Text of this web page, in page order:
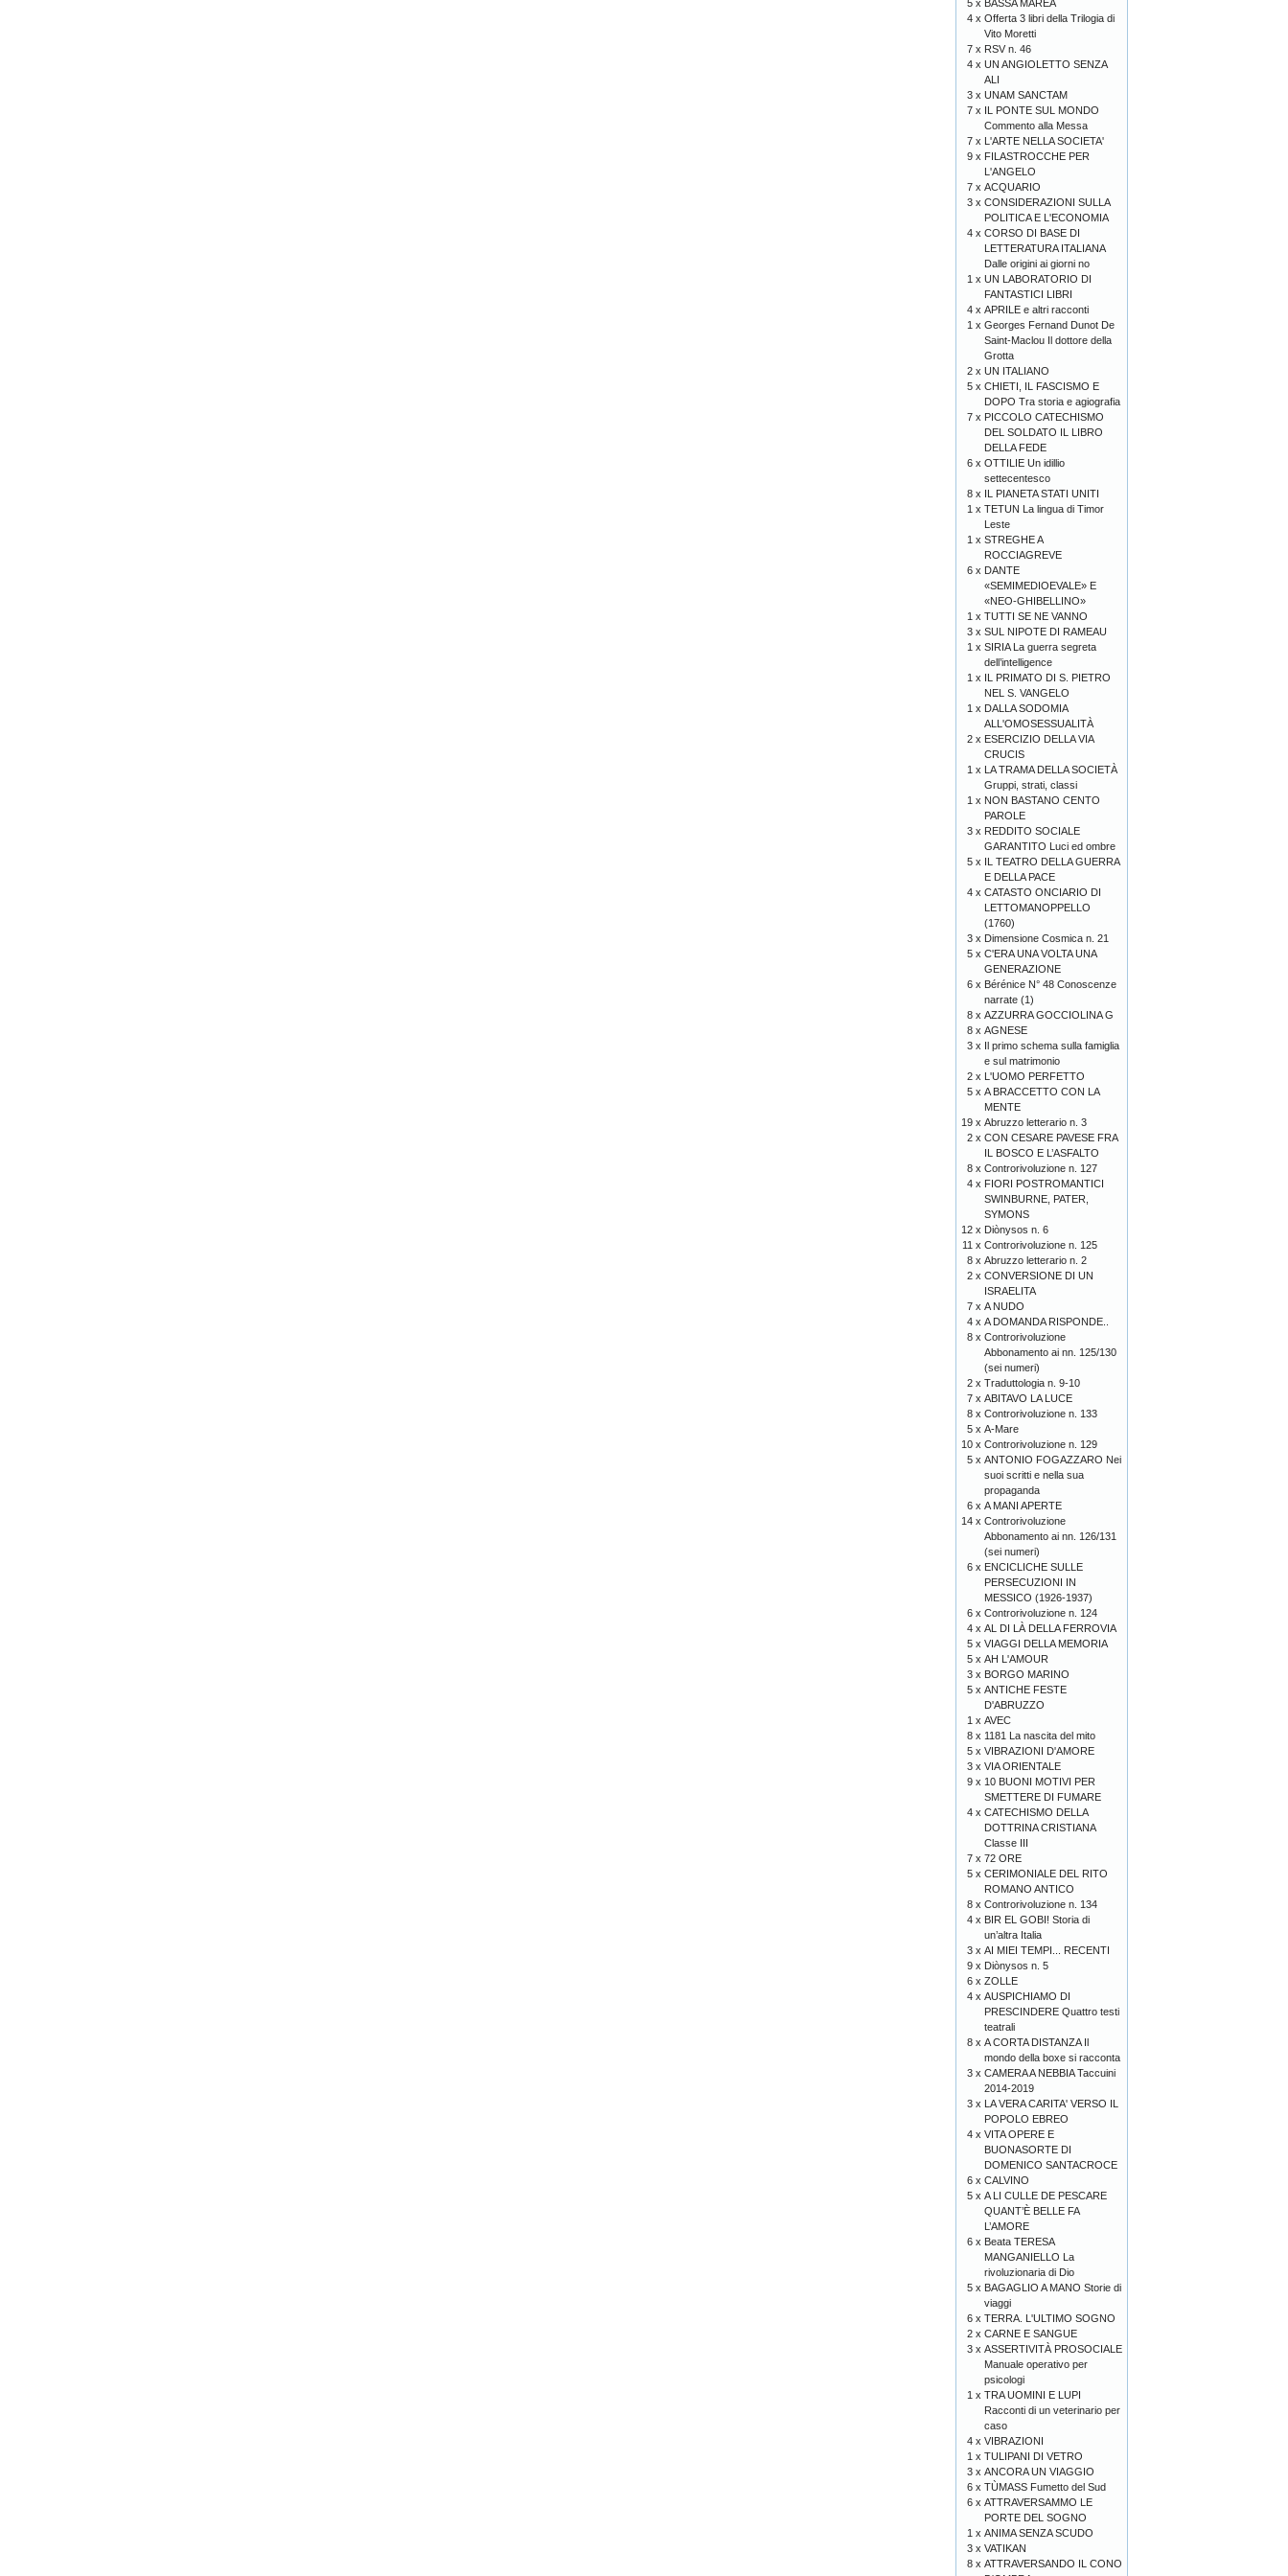
5 x BASSA MAREA
4 x Offerta 3 libri della Trilogia di
Vito Moretti
7 x RSV n. 46
4 x UN ANGIOLETTO SENZA
ALI
3 x UNAM SANCTAM
7 x IL PONTE SUL MONDO
Commento alla Messa
7 x L'ARTE NELLA SOCIETA'
9 x FILASTROCCHE PER
L'ANGELO
7 x ACQUARIO
3 x CONSIDERAZIONI SULLA
POLITICA E L'ECONOMIA
4 x CORSO DI BASE DI
LETTERATURA ITALIANA
Dalle origini ai giorni no
1 x UN LABORATORIO DI
FANTASTICI LIBRI
4 x APRILE e altri racconti
1 x Georges Fernand Dunot De
Saint-Maclou Il dottore della
Grotta
2 x UN ITALIANO
5 x CHIETI, IL FASCISMO E
DOPO Tra storia e agiografia
7 x PICCOLO CATECHISMO
DEL SOLDATO IL LIBRO
DELLA FEDE
6 x OTTILIE Un idillio
settecentesco
8 x IL PIANETA STATI UNITI
1 x TETUN La lingua di Timor
Leste
1 x STREGHE A
ROCCIAGREVE
6 x DANTE
«SEMIMEDIOEVALE» E
«NEO-GHIBELLINO»
1 x TUTTI SE NE VANNO
3 x SUL NIPOTE DI RAMEAU
1 x SIRIA La guerra segreta
dell’intelligence
1 x IL PRIMATO DI S. PIETRO
NEL S. VANGELO
1 x DALLA SODOMIA
ALL'OMOSESSUALITÀ
2 x ESERCIZIO DELLA VIA
CRUCIS
1 x LA TRAMA DELLA SOCIETÀ
Gruppi, strati, classi
1 x NON BASTANO CENTO
PAROLE
3 x REDDITO SOCIALE
GARANTITO Luci ed ombre
5 x IL TEATRO DELLA GUERRA
E DELLA PACE
4 x CATASTO ONCIARIO DI
LETTOMANOPPELLO
(1760)
3 x Dimensione Cosmica n. 21
5 x C'ERA UNA VOLTA UNA
GENERAZIONE
6 x Bérénice N° 48 Conoscenze
narrate (1)
8 x AZZURRA GOCCIOLINA G
8 x AGNESE
3 x Il primo schema sulla famiglia
e sul matrimonio
2 x L'UOMO PERFETTO
5 x A BRACCETTO CON LA
MENTE
19 x Abruzzo letterario n. 3
2 x CON CESARE PAVESE FRA
IL BOSCO E L’ASFALTO
8 x Controrivoluzione n. 127
4 x FIORI POSTROMANTICI
SWINBURNE, PATER,
SYMONS
12 x Diònysos n. 6
11 x Controrivoluzione n. 125
8 x Abruzzo letterario n. 2
2 x CONVERSIONE DI UN
ISRAELITA
7 x A NUDO
4 x A DOMANDA RISPONDE..
8 x Controrivoluzione
Abbonamento ai nn. 125/130
(sei numeri)
2 x Traduttologia n. 9-10
7 x ABITAVO LA LUCE
8 x Controrivoluzione n. 133
5 x A-Mare
10 x Controrivoluzione n. 129
5 x ANTONIO FOGAZZARO Nei
suoi scritti e nella sua
propaganda
6 x A MANI APERTE
14 x Controrivoluzione
Abbonamento ai nn. 126/131
(sei numeri)
6 x ENCICLICHE SULLE
PERSECUZIONI IN
MESSICO (1926-1937)
6 x Controrivoluzione n. 124
4 x AL DI LÀ DELLA FERROVIA
5 x VIAGGI DELLA MEMORIA
5 x AH L'AMOUR
3 x BORGO MARINO
5 x ANTICHE FESTE
D'ABRUZZO
1 x AVEC
8 x 1181 La nascita del mito
5 x VIBRAZIONI D'AMORE
3 x VIA ORIENTALE
9 x 10 BUONI MOTIVI PER
SMETTERE DI FUMARE
4 x CATECHISMO DELLA
DOTTRINA CRISTIANA
Classe III
7 x 72 ORE
5 x CERIMONIALE DEL RITO
ROMANO ANTICO
8 x Controrivoluzione n. 134
4 x BIR EL GOBI! Storia di
un’altra Italia
3 x AI MIEI TEMPI... RECENTI
9 x Diònysos n. 5
6 x ZOLLE
4 x AUSPICHIAMO DI
PRESCINDERE Quattro testi
teatrali
8 x A CORTA DISTANZA Il
mondo della boxe si racconta
3 x CAMERA A NEBBIA Taccuini
2014-2019
3 x LA VERA CARITA' VERSO IL
POPOLO EBREO
4 x VITA OPERE E
BUONASORTE DI
DOMENICO SANTACROCE
6 x CALVINO
5 x A LI CULLE DE PESCARE
QUANT’È BELLE FA
L’AMORE
6 x Beata TERESA
MANGANIELLO La
rivoluzionaria di Dio
5 x BAGAGLIO A MANO Storie di
viaggi
6 x TERRA. L'ULTIMO SOGNO
2 x CARNE E SANGUE
3 x ASSERTIVITÀ PROSOCIALE
Manuale operativo per
psicologi
1 x TRA UOMINI E LUPI
Racconti di un veterinario per
caso
4 x VIBRAZIONI
1 x TULIPANI DI VETRO
3 x ANCORA UN VIAGGIO
6 x TÙMASS Fumetto del Sud
6 x ATTRAVERSAMMO LE
PORTE DEL SOGNO
1 x ANIMA SENZA SCUDO
3 x VATIKAN
8 x ATTRAVERSANDO IL CONO